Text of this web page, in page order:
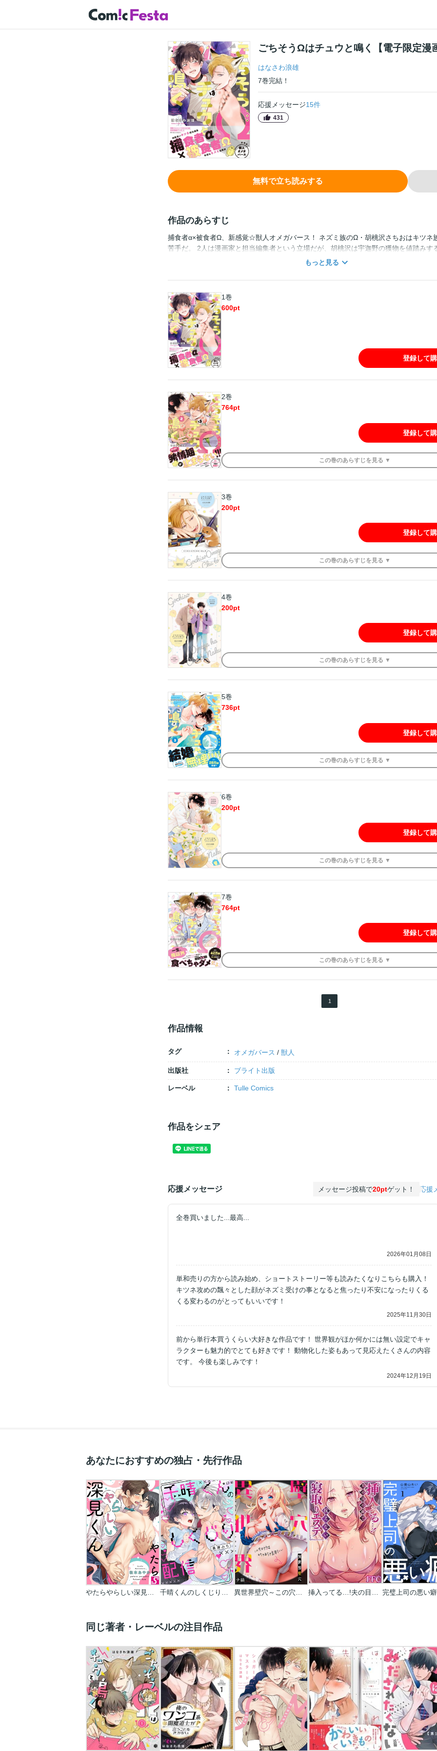
ごちそうΩはチュウと鳴く【電子限定漫
はなさわ浪雄
7巻完結！
応援メッセージ15件
431
無料で立ち読みする
作品のあらすじ
捕食者α×被食者Ω、新感覚☆獣人オメガバース！ ネズミ族のΩ・胡桃沢さちおはキツネ
苦手だ。 2人は漫画家と担当編集者という立場だが、胡桃沢は宇迦野の獲物を値踏みす
怯えている。 締め切りが迫るある日、胡桃沢はΩ専用サロンで発情してしまい、宇迦野
初めて知ったセックスは、食べられてしまうという恐怖と隣り合わせで、恐ろしいほ
コミックス版限定描き下ろし収録＆電子配信版限定の漫画付き♪ この作品は過去、Tulle
載されました。重複購入にご注意下さい。 ※帯に記載の抽選プレゼント企画は電子版
すので、あらかじめご了承ください。
もっと見る
1巻
600pt
登録して
2巻
764pt
登録して
この巻のあらすじを 見る ▼
3巻
200pt
登録して
この巻のあらすじを 見る ▼
4巻
200pt
登録して
この巻のあらすじを 見る ▼
5巻
736pt
登録して
この巻のあらすじを 見る ▼
6巻
200pt
登録して
この巻のあらすじを 見る ▼
7巻
764pt
登録して
この巻のあらすじを 見る ▼
1
作品情報
タグ オメガバース /獣人
出版社 ブライト出版
レーベル Tulle Comics
作品をシェア
応援メッセージ メッセージ投稿で20ptゲット！ 応援
全巻買いました...最高...
2026年01月08日
単和売りの方から読み始め、ショートストーリー等も読みたくなりこちらも購入！
キツネ攻めの飄々とした顔がネズミ受けの事となると焦ったり不安になったりくる
くる変わるのがとってもいいです！
2025年11月30日
前から単行本買うくらい大好きな作品です！ 世界観がほか何かには無い設定でキャ
ラクターも魅力的でとても好きです！ 動物化した姿もあって見応えたくさんの内容
です。 今後も楽しみです！
2024年12月19日
あなたにおすすめの独占・先行作品
やたらやらしい深見くん 千晴くんのしくじり配信 異世界壁穴～この穴のナカはめちゃめちゃ気持ちいい！ 挿入ってる…!夫の目の前で抗えない寝取りエステ
同じ著者・レーベルの注目作品